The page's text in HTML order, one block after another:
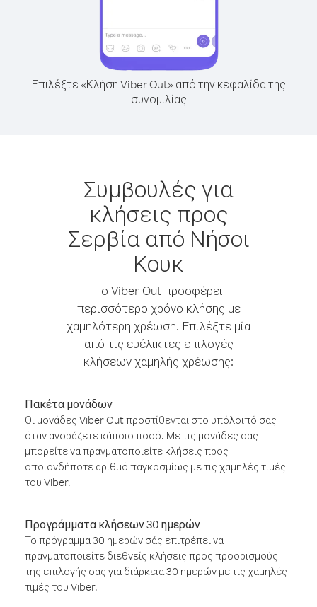
Επιλέξτε «Κλήση Viber Out» από την κεφαλίδα της
συνομιλίας
Συμβουλές για
κλήσεις προς
Σερβία από Νήσοι
Κουκ
Το Viber Out προσφέρει
περισσότερο χρόνο κλήσης με
χαμηλότερη χρέωση. Επιλέξτε μία
από τις ευέλικτες επιλογές
κλήσεων χαμηλής χρέωσης:
Πακέτα μονάδων
Οι μονάδες Viber Out προστίθενται στο υπόλοιπό σας
όταν αγοράζετε κάποιο ποσό. Με τις μονάδες σας
μπορείτε να πραγματοποιείτε κλήσεις προς
οποιονδήποτε αριθμό παγκοσμίως με τις χαμηλές τιμές
του Viber.
Προγράμματα κλήσεων 30 ημερών
Το πρόγραμμα 30 ημερών σάς επιτρέπει να
πραγματοποιείτε διεθνείς κλήσεις προς προορισμούς
της επιλογής σας για διάρκεια 30 ημερών με τις χαμηλές
τιμές του Viber.